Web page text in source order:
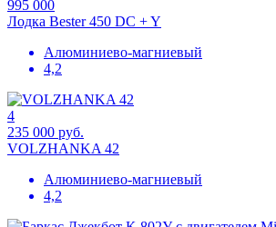
995 000
Лодка Bester 450 DC + Y
Алюминиево-магниевый
4,2
4
235 000 руб.
VOLZHANKA 42
Алюминиево-магниевый
4,2